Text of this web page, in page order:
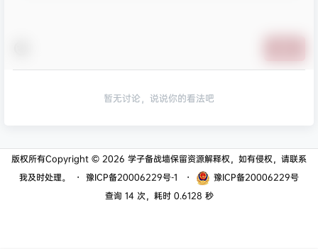
暂无讨论，说说你的看法吧
版权所有Copyright © 2026 学子备战墙保留资源解释权，如有侵权，请联系
我及时处理。
・ 豫ICP备20006229号-1 ・
豫ICP备20006229号
查询 14 次，耗时 0.6128 秒